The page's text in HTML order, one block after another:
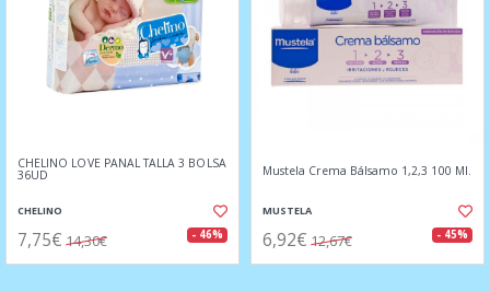
CHELINO LOVE PAÑAL TALLA 3 BOLSA
36UD
CHELINO
7,75€ 14,30€ - 46%
Mustela Crema Bálsamo 1,2,3 100 Ml.
MUSTELA
6,92€ 12,67€ - 45%